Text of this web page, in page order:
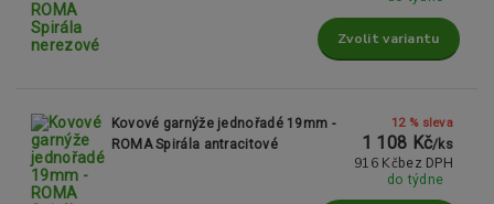
Zvolit variantu
Kovové garnýže jednořadé 19mm -
ROMA Spirála antracitové
12 % sleva
1 108 Kč/ks
916 Kč bez DPH
do týdne